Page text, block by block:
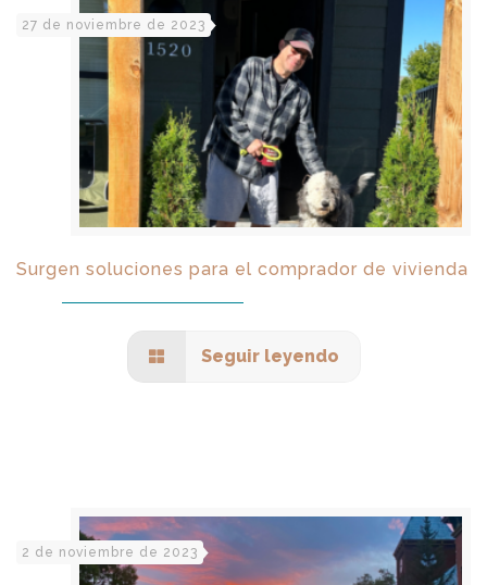
27 de noviembre de 2023
Surgen soluciones para el comprador de vivienda
Seguir leyendo
2 de noviembre de 2023